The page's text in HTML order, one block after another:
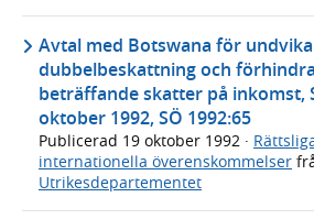
Avtal med Botswana för
dubbelbeskattning och
beträffande skatter på inkomst,
oktober 1992, SÖ 1992:65
Publicerad 19 oktober 1992 ·
internationella överenskommelser
Utrikesdepartementet